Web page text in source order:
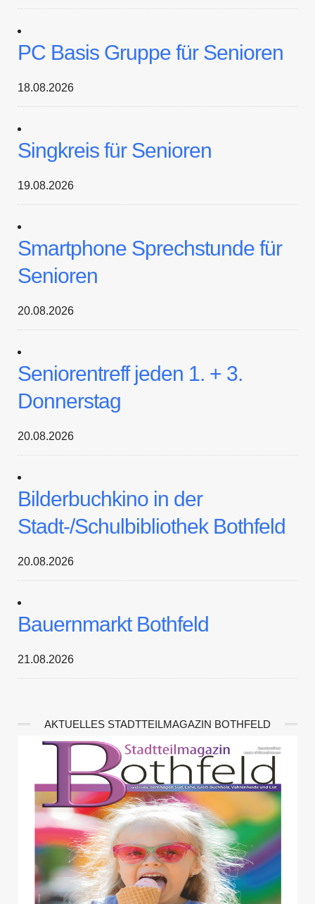
PC Basis Gruppe für Senioren
18.08.2026
Singkreis für Senioren
19.08.2026
Smartphone Sprechstunde für
Senioren
20.08.2026
Seniorentreff jeden 1. + 3.
Donnerstag
20.08.2026
Bilderbuchkino in der
Stadt-/Schulbibliothek Bothfeld
20.08.2026
Bauernmarkt Bothfeld
21.08.2026
AKTUELLES STADTTEILMAGAZIN BOTHFELD